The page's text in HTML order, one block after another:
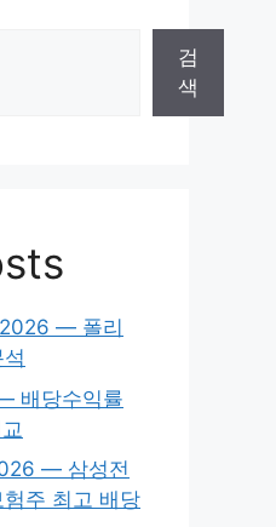
검
색
2026 — 폴리
배당수익률
— 삼성전
주 최고 배당